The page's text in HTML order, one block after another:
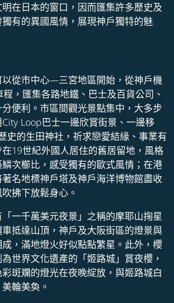
在日本的窗口，因而匯集許多歷史及
有的異國風情，展現神戶獨特的魅
從市中心—三宮地區開始，從神戶機
，匯集各路地鐵、巴士及百貨公司、
便利。市區間觀光景點集中，大多步
Loop巴士一邊欣賞街景、一邊移
史的生田神社，祈求戀愛結緣、事業有
19世紀外國人居住的舊居留地，風格
次櫛比，感受獨有的歐式風情；在港
名地標神戶塔及神戶海洋博物館盡收
拂下放鬆身心。
一千萬美元夜景」之稱的摩耶山掬星
抵達山頂，神戶及大阪街區的燈景與
，滿地燈火好似點點繁星。此外，櫻
世界文化遺產的「姬路城」賞夜櫻，
斑斕的燈光在夜晚綻放，與姬路城白
輪美奐。